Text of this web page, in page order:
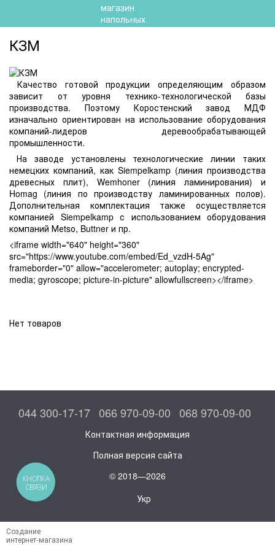
КЗМ
Качество готовой продукции определяющим образом
зависит от уровня технико-технологической базы
производства. Поэтому Коростенский завод МДФ
изначально ориентирован на использование оборудования
компаний-лидеров деревообрабатывающей
промышленности.
На заводе установлены технологические линии таких
немецких компаний, как Siempelkamp (линия производства
древесных плит), Wemhoner (линия ламинирования) и
Homag (линия по производству ламинированных полов).
Дополнительная комплектация также осуществляется
компанией Siempelkamp с использованием оборудования
компаний Меtsо, Buttner и пр.
<iframe width="640" height="360"
src="https://www.youtube.com/embed/Ed_vzdH-5Ag"
frameborder="0" allow="accelerometer; autoplay; encrypted-
media; gyroscope; picture-in-picture" allowfullscreen></iframe>
Нет товаров
044 300-17-17 066 970-09-00 068 970-09-00
Контактная информация
Полная версия сайта
© 2018—2026
Укр
Создание
интернет-магазина
КНОПКА
СВЯЗИ